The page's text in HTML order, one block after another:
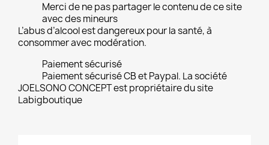
Merci de ne pas partager le contenu de ce site
avec des mineurs
L’abus d’alcool est dangereux pour la santé, à
consommer avec modération.
Paiement sécurisé
Paiement sécurisé CB et Paypal. La société
JOELSONO CONCEPT est propriétaire du site
Labigboutique